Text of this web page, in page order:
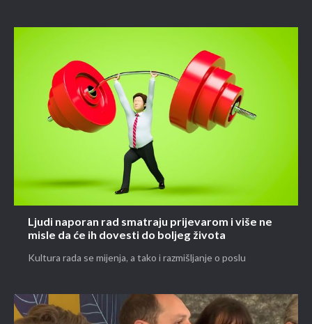
Ljudi naporan rad smatraju prijevarom i više ne
misle da će ih dovesti do boljeg života
Kultura rada se mijenja, a tako i razmišljanje o poslu